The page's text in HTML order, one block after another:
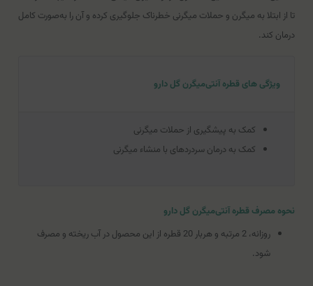
تا از ابتلا به میگرن و حملات میگرنی خطرناک جلوگیری کرده و آن را به‌صورت کامل
درمان کند.
ویژگی های قطره آنتی‌میگرن گل دارو
کمک به پیشگیری‌ از حملات‌ میگرنی‌
کمک به درمان سردردهای‌ با منشاء میگرنی‌
نحوه مصرف قطره آنتی‌میگرن گل دارو
روزانه، 2 مرتبه و هربار 20 قطره از این محصول در آب ریخته و مصرف
شود.